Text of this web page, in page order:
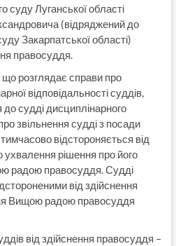
суду Луганської області
(відряджений до
Закарпатської області)
правосуддя.
розглядає справи про
відповідальності суддів,
судді дисциплінарного
звільнення судді з посади
відстороняється від
рішення про його
радою правосуддя. Судді
від здійснення
Вищою радою правосуддя
від здійснення правосуддя –